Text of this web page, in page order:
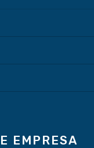
EMPRESA